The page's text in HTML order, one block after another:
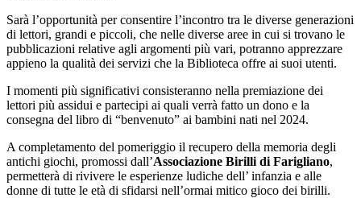
Sarà l’opportunità per consentire l’incontro tra le diverse generazioni
di lettori, grandi e piccoli, che nelle diverse aree in cui si trovano le
pubblicazioni relative agli argomenti più vari, potranno apprezzare
appieno la qualità dei servizi che la Biblioteca offre ai suoi utenti.
I momenti più significativi consisteranno nella premiazione dei
lettori più assidui e partecipi ai quali verrà fatto un dono e la
consegna del libro di “benvenuto” ai bambini nati nel 2024.
A completamento del pomeriggio il recupero della memoria degli
antichi giochi, promossi dall’Associazione Birilli di Farigliano,
permetterà di rivivere le esperienze ludiche dell’ infanzia e alle
donne di tutte le età di sfidarsi nell’ormai mitico gioco dei birilli.